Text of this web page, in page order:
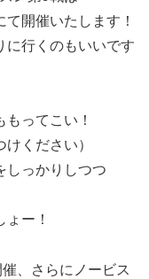
開催いたします！
に行くのもいいです
ってこい！
ください）
しっかりしつつ
ー！
、さらにノービス